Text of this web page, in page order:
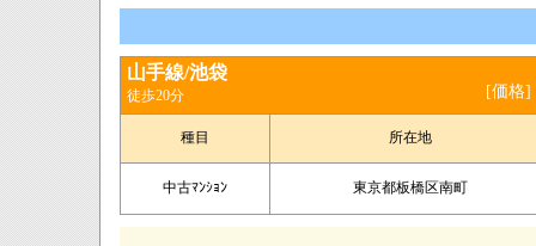
山手線/池袋
徒歩20分 [価格]
種目 所在地
中古ﾏﾝｼｮﾝ 東京都板橋区南町